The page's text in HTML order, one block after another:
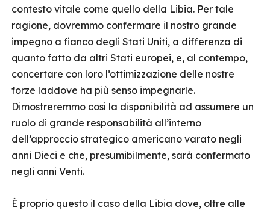
contesto vitale come quello della Libia. Per tale
ragione, dovremmo confermare il nostro grande
impegno a fianco degli Stati Uniti, a differenza di
quanto fatto da altri Stati europei, e, al contempo,
concertare con loro l’ottimizzazione delle nostre
forze laddove ha più senso impegnarle.
Dimostreremmo così la disponibilità ad assumere un
ruolo di grande responsabilità all’interno
dell’approccio strategico americano varato negli
anni Dieci e che, presumibilmente, sarà confermato
negli anni Venti.
È proprio questo il caso della Libia dove, oltre alle